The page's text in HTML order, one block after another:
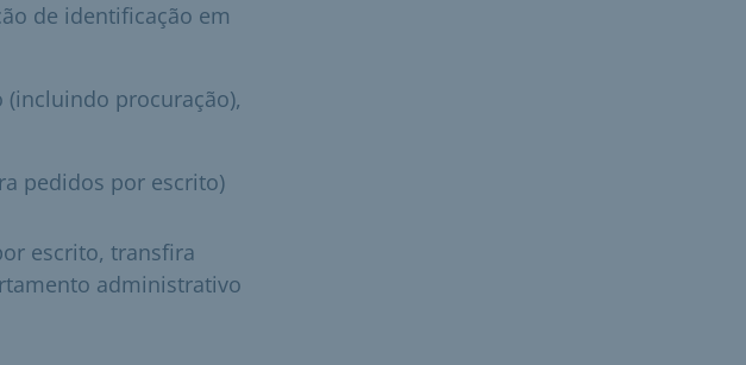
de identificação em
procuração),
pedidos por escrito)
escrito, transfira
administrativo